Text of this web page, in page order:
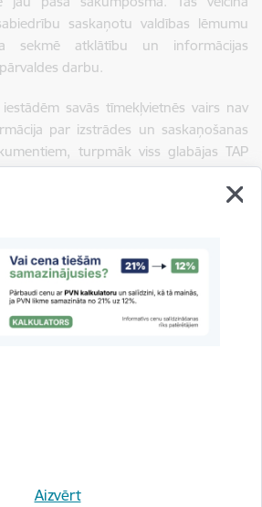
Aizvērt
saskaņotu valdības lēmumu
sekmē atklātību un informācijas
darbu.
savās tīmekļvietnēs vairs nav
par izstrādes un saskaņošanas
turpmāk viss glabājas TAP
līdzi tiesību aktu projektu izstrādei
kas skar tās darbības jomas.
iestādes kompetencē esošo normatīvo
tos nosūtīt uz e-pasta adresi: